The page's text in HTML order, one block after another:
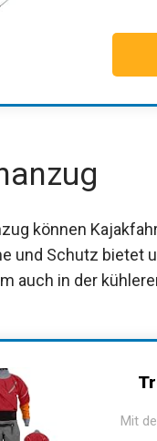
können
und Schutz bietet
auch in der
Mit